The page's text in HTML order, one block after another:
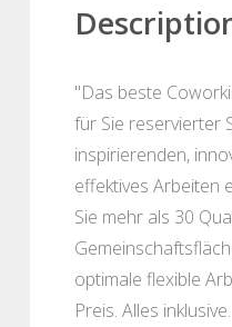
"Das beste
für Sie reservierter
inspirierenden,
effektives Arbeiten
Sie mehr als 30
optimale flexible
Preis. Alles inklusive.